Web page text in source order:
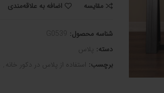
مقایسه اضافه به علاقه‌مندی
شناسه محصول: G0539
دسته: پلاس
برچسب: استفاده از پلاس در دکور خانه